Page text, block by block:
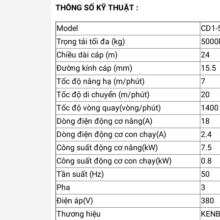
THÔNG SỐ KỸ THUẬT :
Model
Trọng tải tối đa (kg)
Chiều dài cáp (m)
24
Đường kính cáp (mm)
15.5
Tốc độ nâng hạ (m/phút)
7
Tốc độ di chuyển (m/phút)
20
Tốc độ vòng quay(vòng/phút)
1400
Dòng điện động cơ nâng(A)
18
Dòng điện động cơ con chạy(A)
2.4
Công suất động cơ nâng(kW)
7.5
Công suất động cơ con chạy(kW)
0.8
Tần suất (Hz)
50
Pha
3
Điện áp(V)
380
Thương hiệu